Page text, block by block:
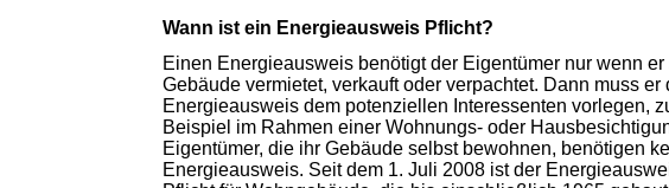
Wann ist ein Energieausweis Pflicht?
Einen Energieausweis benötigt der Eigentümer nur wenn er
Gebäude vermietet, verkauft oder verpachtet. Dann muss er
Energieausweis dem potenziellen Interessenten vorlegen,
Beispiel im Rahmen einer Wohnungs- oder
Eigentümer, die ihr Gebäude selbst bewohnen, benötigen
Energieausweis. Seit dem 1. Juli 2008 ist der